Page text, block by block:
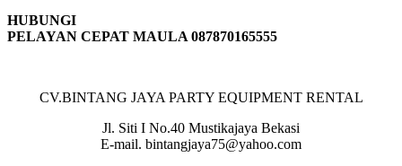
HUBUNGI
PELAYAN CEPAT MAULA 087870165555
CV.BINTANG JAYA PARTY EQUIPMENT RENTAL
Jl. Siti I No.40 Mustikajaya Bekasi
E-mail. bintangjaya75@yahoo.com